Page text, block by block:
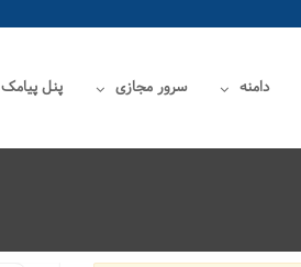
دامنه سرور مجازی پنل پیامک